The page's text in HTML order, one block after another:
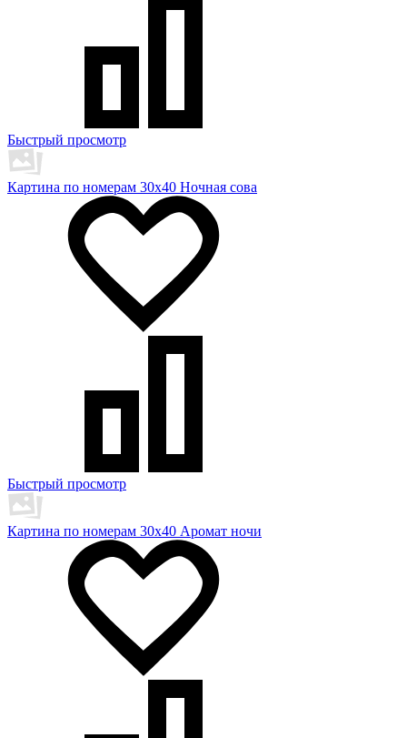
Быстрый просмотр
Картина по номерам 30х40 Ночная сова
Быстрый просмотр
Картина по номерам 30х40 Аромат ночи